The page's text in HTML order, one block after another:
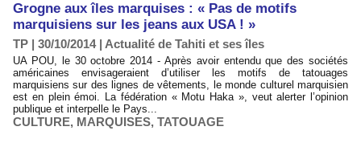
Grogne aux îles marquises : « Pas de motifs
marquisiens sur les jeans aux USA ! »
TP | 30/10/2014| Actualité de Tahiti et ses îles
UA POU, le 30 octobre 2014 - Après avoir entendu que des sociétés
américaines envisageraient d’utiliser les motifs de tatouages
marquisiens sur des lignes de vêtements, le monde culturel marquisien
est en plein émoi. La fédération « Motu Haka », veut alerter l’opinion
publique et interpelle le Pays...
CULTURE, MARQUISES, TATOUAGE